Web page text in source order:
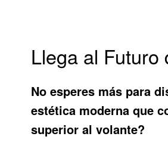
Llega al
No esperes más para
estética moderna que
superior al volante?